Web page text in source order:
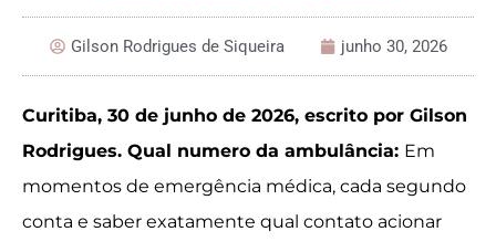
Gilson Rodrigues de Siqueira junho 30, 2026
Curitiba, 30 de junho de 2026, escrito por Gilson
Rodrigues. Qual numero da ambulância: Em
momentos de emergência médica, cada segundo
conta e saber exatamente qual contato acionar